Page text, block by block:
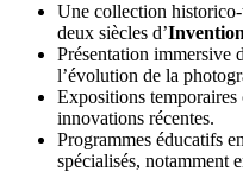
Une collection
deux siècles d’
Présentation immersive
l’évolution de la
Expositions temporaires
innovations récentes.
Programmes éducatifs
spécialisés, notamment